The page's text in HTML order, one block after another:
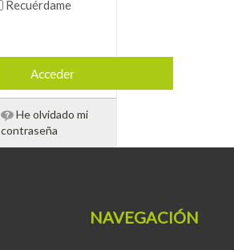
Recuérdame
Acceder
He olvidado mi
contraseña
NAVEGACIÓN